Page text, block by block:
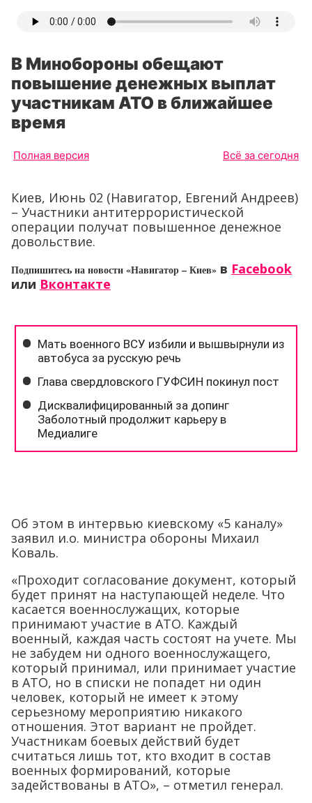
В Минобороны обещают
повышение денежных выплат
участникам АТО в ближайшее
время
Полная версия Всё за сегодня
Киев, Июнь 02 (Навигатор, Евгений Андреев)
– Участники антитеррористической
операции получат повышенное денежное
довольствие.
Подпишитесь на новости «Навигатор – Киев» в Facebook
или Вконтакте
Об этом в интервью киевскому «5 каналу»
заявил и.о. министра обороны Михаил
Коваль.
«Проходит согласование документ, который
будет принят на наступающей неделе. Что
касается военнослужащих, которые
принимают участие в АТО. Каждый
военный, каждая часть состоят на учете. Мы
не забудем ни одного военнослужащего,
который принимал, или принимает участие
в АТО, но в списки не попадет ни один
человек, который не имеет к этому
серьезному мероприятию никакого
отношения. Этот вариант не пройдет.
Участникам боевых действий будет
считаться лишь тот, кто входит в состав
военных формирований, которые
задействованы в АТО», – отметил генерал.